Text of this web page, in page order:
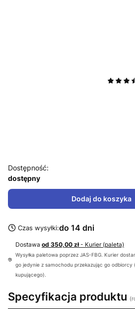
Dostępność:
dostępny
Dodaj do koszyka
Czas wysyłki:do 14 dni
Dostawa od 350,00 zł- Kurier (paleta)
Wysyłka paletowa poprzez JAS-FBG. Kurier
go jedynie z samochodu przekazując go odbiorcy
kupującego).
Specyfikacja produktu